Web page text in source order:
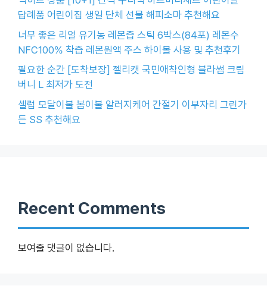
답례품 어린이집 생일 단체 선물 해피소마 추천해요
너무 좋은 리얼 유기농 레몬즙 스틱 6박스(84포) 레몬수
NFC100% 착즙 레몬원액 주스 하이볼 사용 및 추천후기
필요한 순간 [도착보장] 젤리캣 국민애착인형 블라썸 크림
버니 L 최저가 도전
셀럽 모달이불 봄이불 알러지케어 간절기 이부자리 그린가
든 SS 추천해요
Recent Comments
보여줄 댓글이 없습니다.